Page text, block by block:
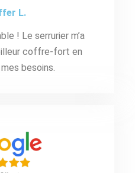
L.
! Le serrurier m’a
coffre-fort en
besoins.